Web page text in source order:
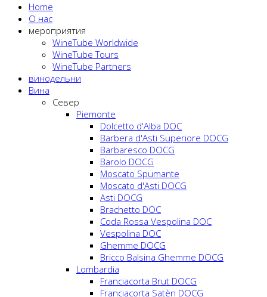
Home
О нас
мероприятия
WineTube Worldwide
WineTube Tours
WineTube Partners
винодельни
Вина
Cевер
Piemonte
Dolcetto d'Alba DOC
Barbera d'Asti Superiore DOCG
Barbaresco DOCG
Barolo DOCG
Moscato Spumante
Moscato d'Asti DOCG
Asti DOCG
Brachetto DOC
Coda Rossa Vespolina DOC
Vespolina DOC
Ghemme DOCG
Bricco Balsina Ghemme DOCG
Lombardia
Franciacorta Brut DOCG
Franciacorta Satèn DOCG